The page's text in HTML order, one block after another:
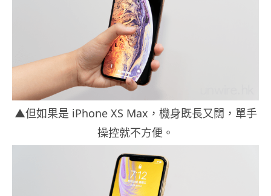
▲但如果是 iPhone XS Max，機身既長又闊，單手
操控就不方便。